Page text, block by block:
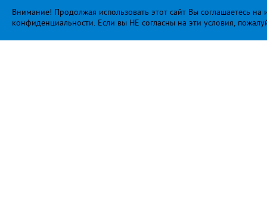
Внимание! Продолжая использовать этот сайт Вы соглашаетесь
конфиденциальности. Если вы НЕ согласны на эти условия,